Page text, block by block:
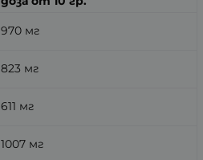
970 мг
823 мг
611 мг
1007 мг